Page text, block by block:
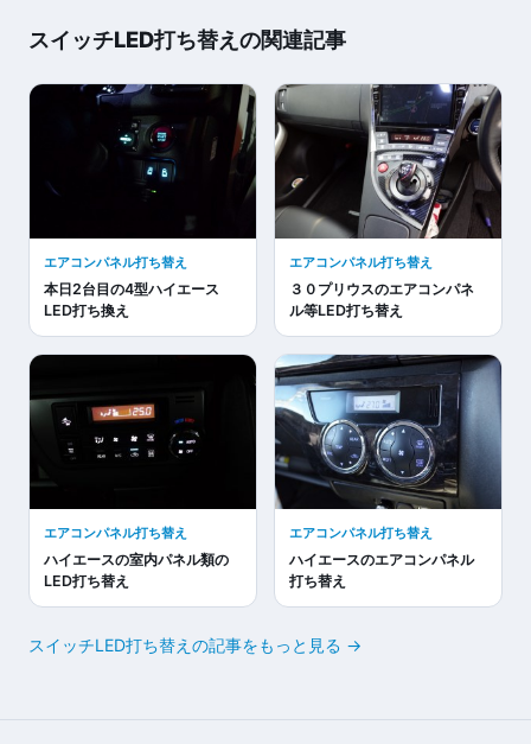
スイッチLED打ち替えの関連記事
エアコンパネル打ち替え
本日2台目の4型ハイエース
LED打ち換え
エアコンパネル打ち替え
３０プリウスのエアコンパネ
ル等LED打ち替え
エアコンパネル打ち替え
ハイエースの室内パネル類の
LED打ち替え
エアコンパネル打ち替え
ハイエースのエアコンパネル
打ち替え
スイッチLED打ち替えの記事をもっと見る →